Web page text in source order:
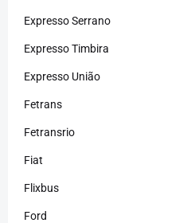
Expresso Serrano
Expresso Timbira
Expresso União
Fetrans
Fetransrio
Fiat
Flixbus
Ford